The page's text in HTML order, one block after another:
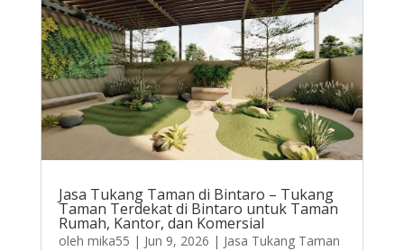
Jasa Tukang Taman di Bintaro – Tukang
Taman Terdekat di Bintaro untuk Taman
Rumah, Kantor, dan Komersial
oleh mika55 | Jun 9, 2026 | Jasa Tukang Taman